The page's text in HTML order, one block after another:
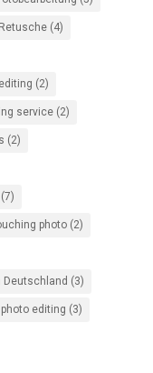
(4)
(2)
service(2)
(2)
(7)
photo(2)
(3)
editing (3)